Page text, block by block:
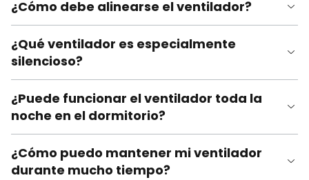
¿Cómo debe alinearse el ventilador?
¿Qué ventilador es especialmente
silencioso?
¿Puede funcionar el ventilador toda la
noche en el dormitorio?
¿Cómo puedo mantener mi ventilador
durante mucho tiempo?